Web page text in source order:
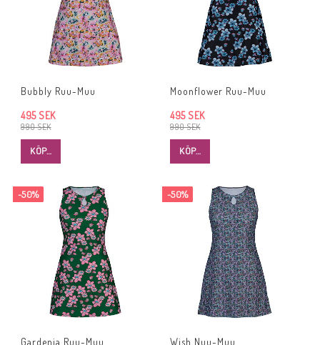
Bubbly Ruu-Muu
990 SEK
495 SEK
KÖP…
Moonflower Ruu-Muu
990 SEK
495 SEK
KÖP…
-50%
Gardenia Ruu-Muu
-50%
Wish Nuu-Muu